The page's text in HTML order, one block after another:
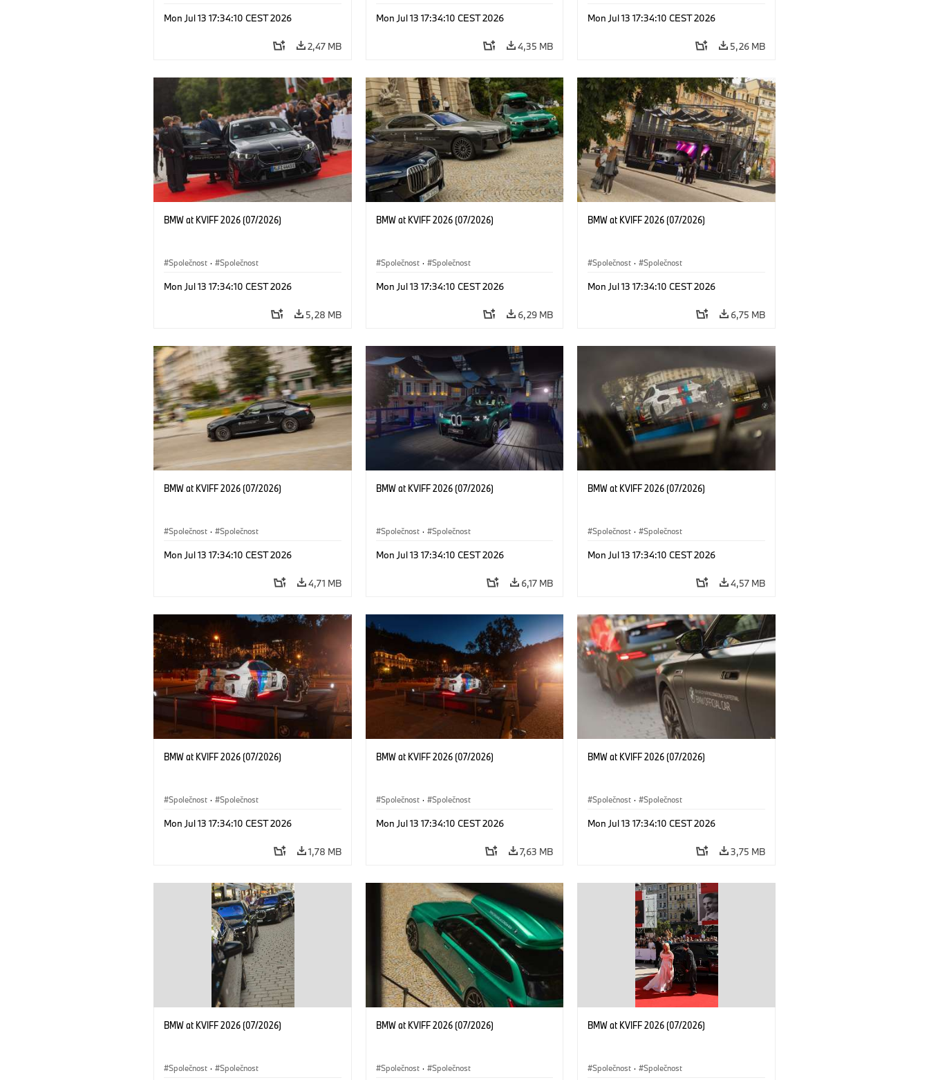
Mon Jul 13 17:34:10 CEST 2026
2,47 MB
Mon Jul 13 17:34:10 CEST 2026
4,35 MB
Mon Jul 13 17:34:10 CEST 2026
5,26 MB
BMW at KVIFF 2026 (07/2026)
Společnost · Společnost
Mon Jul 13 17:34:10 CEST 2026
5,28 MB
BMW at KVIFF 2026 (07/2026)
Společnost · Společnost
Mon Jul 13 17:34:10 CEST 2026
6,29 MB
BMW at KVIFF 2026 (07/2026)
Společnost · Společnost
Mon Jul 13 17:34:10 CEST 2026
6,75 MB
BMW at KVIFF 2026 (07/2026)
Společnost · Společnost
Mon Jul 13 17:34:10 CEST 2026
4,71 MB
BMW at KVIFF 2026 (07/2026)
Společnost · Společnost
Mon Jul 13 17:34:10 CEST 2026
6,17 MB
BMW at KVIFF 2026 (07/2026)
Společnost · Společnost
Mon Jul 13 17:34:10 CEST 2026
4,57 MB
BMW at KVIFF 2026 (07/2026)
Společnost · Společnost
Mon Jul 13 17:34:10 CEST 2026
1,78 MB
BMW at KVIFF 2026 (07/2026)
Společnost · Společnost
Mon Jul 13 17:34:10 CEST 2026
7,63 MB
BMW at KVIFF 2026 (07/2026)
Společnost · Společnost
Mon Jul 13 17:34:10 CEST 2026
3,75 MB
BMW at KVIFF 2026 (07/2026)
Společnost · Společnost
BMW at KVIFF 2026 (07/2026)
Společnost · Společnost
BMW at KVIFF 2026 (07/2026)
Společnost · Společnost